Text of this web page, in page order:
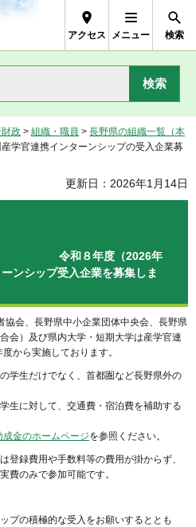
Prefecture
アクセス メニュー 検索
政 > 組織・職員 > 長野県の組織一覧（本
学官連携インターンシップの受入企業募
更新日：2026年1月14日
令和８年度（2026年
ンシップ受入企業を募集しま
会、長野県中小企業団体中央会、長野県
会）及び県内大学・短期大学は産学官連
から実施しております。
学生だけでなく、首都圏など長野県外の
生に対して、交通費・宿泊費を補助する
金のホームページを参照ください。
録費用や手数料等の費用が掛からず、
費のみで参加可能です。
プの積極的な受入をお願いするととも